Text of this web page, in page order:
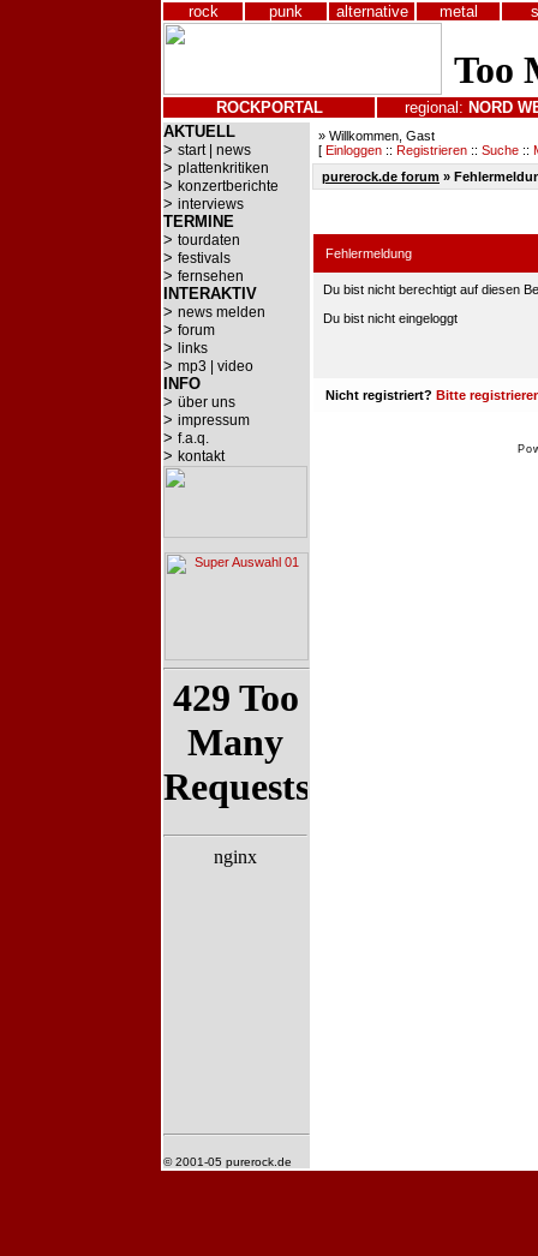
rock punk alternative metal
ROCKPORTAL regional: NORD
AKTUELL
> start | news
> plattenkritiken
> konzertberichte
> interviews
TERMINE
> tourdaten
> festivals
> fernsehen
INTERAKTIV
> news melden
> forum
> links
> mp3 | video
INFO
> über uns
> impressum
> f.a.q.
> kontakt
© 2001-05 purerock.de
» Willkommen, Gast
[ Einloggen :: Registrieren :: Suche ::
purerock.de forum »
Fehlermeldung
Du bist nicht berechtigt auf diesen
Du bist nicht eingeloggt
Nicht registriert? Bitte